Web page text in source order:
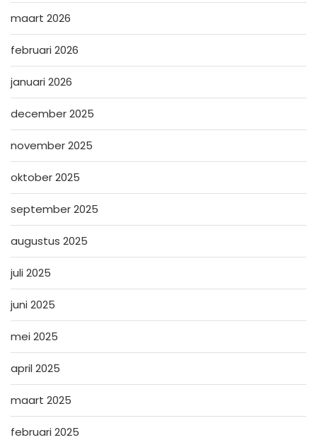
maart 2026
februari 2026
januari 2026
december 2025
november 2025
oktober 2025
september 2025
augustus 2025
juli 2025
juni 2025
mei 2025
april 2025
maart 2025
februari 2025